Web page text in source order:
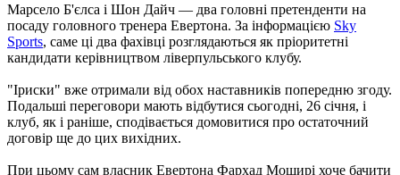
Марсело Б'єлса і Шон Дайч — два головні претенденти на
посаду головного тренера Евертона. За інформацією Sky
Sports, саме ці два фахівці розглядаються як пріоритетні
кандидати керівництвом ліверпульського клубу.
"Іриски" вже отримали від обох наставників попередню згоду.
Подальші переговори мають відбутися сьогодні, 26 січня, і
клуб, як і раніше, сподівається домовитися про остаточний
договір ще до цих вихідних.
При цьому сам власник Евертона Фархад Моширі хоче бачити